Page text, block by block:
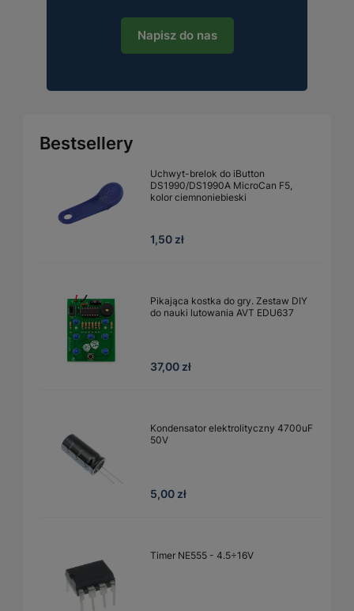
Napisz do nas
Bestsellery
Uchwyt-brelok do iButton
DS1990/DS1990A MicroCan F5,
kolor ciemnoniebieski
1,50 zł
Pikająca kostka do gry. Zestaw DIY
do nauki lutowania AVT EDU637
37,00 zł
Kondensator elektrolityczny 4700uF
50V
5,00 zł
Timer NE555 - 4.5÷16V